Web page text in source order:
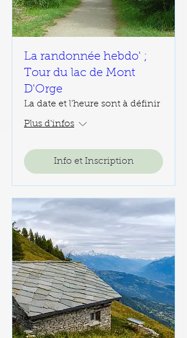
La randonnée hebdo' ;
Tour du lac de Mont
D'Orge
La date et l'heure sont à définir
Plus d'infos
Info et Inscription